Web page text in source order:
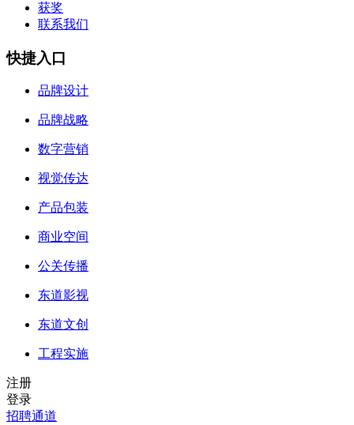
获奖
联系我们
快捷入口
品牌设计
品牌战略
数字营销
视觉传达
产品包装
商业空间
公关传播
东道影视
东道文创
工程实施
注册
登录
招聘通道